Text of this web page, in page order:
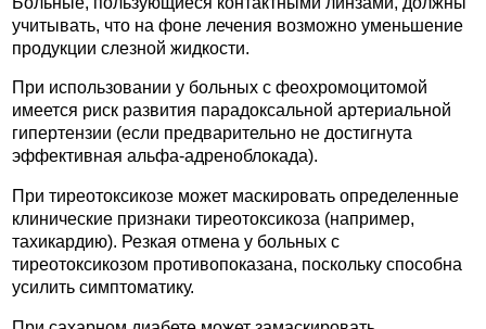
учитывать, что на фоне лечения возможно уменьшение
продукции слезной жидкости.
При использовании у больных с феохромоцитомой
имеется риск развития парадоксальной артериальной
гипертензии (если предварительно не достигнута
эффективная альфа-адреноблокада).
При тиреотоксикозе может маскировать определенные
клинические признаки тиреотоксикоза (например,
тахикардию). Резкая отмена у больных с
тиреотоксикозом противопоказана, поскольку способна
усилить симптоматику.